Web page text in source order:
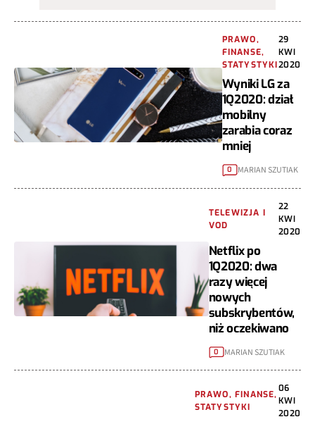
PRAWO,
FINANSE,
STATYSTYKI
29
KWI
2020
Wyniki LG za
1Q2020: dział
mobilny
zarabia coraz
mniej
0 MARIAN SZUTIAK
TELEWIZJA I
VOD
22
KWI
2020
Netflix po
1Q2020: dwa
razy więcej
nowych
subskrybentów,
niż oczekiwano
0 MARIAN SZUTIAK
PRAWO, FINANSE,
STATYSTYKI
06
KWI
2020